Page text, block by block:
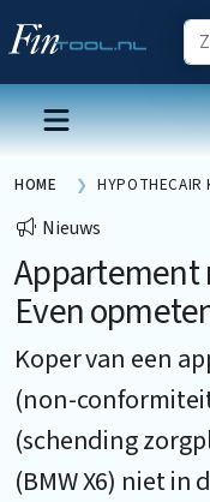
HOME HYPOTHECAIR
Nieuws
Appartement
Even
Koper van een
(non-
(schending
(BMW X6) niet in